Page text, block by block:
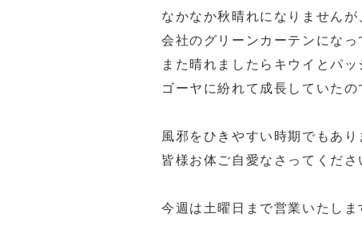
なかなか秋晴れになりません
会社のグリーンカーテンにな
また晴れましたらキウイとパ
ゴーヤに紛れて成長していたの
風邪をひきやすい時期でもあり
皆様お体ご自愛なさってくだ
今週は土曜日まで営業いたしま